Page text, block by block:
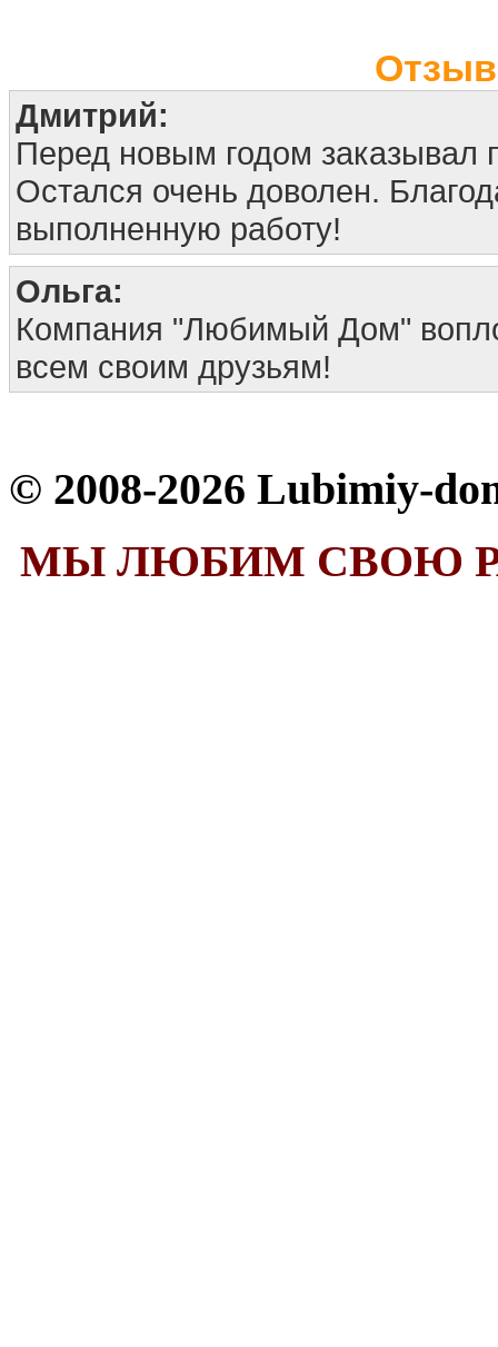
Дмитрий:
Перед новым годом
Остался очень доволен.
выполненную работу!
Ольга:
Компания "Любимый Дом"
всем своим друзьям!
© 2008-2026 Lubimiy-
МЫ ЛЮБИМ СВОЮ